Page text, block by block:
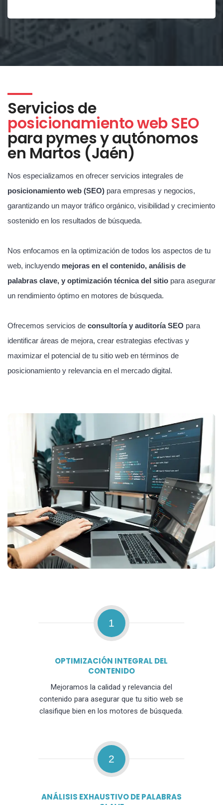
Servicios de
posicionamiento web SEO
para pymes y autónomos
en Martos (Jaén)
Nos especializamos en ofrecer servicios integrales de
posicionamiento web (SEO) para empresas y negocios,
garantizando un mayor tráfico orgánico, visibilidad y crecimiento
sostenido en los resultados de búsqueda.
Nos enfocamos en la optimización de todos los aspectos de tu
web, incluyendo mejoras en el contenido, análisis de
palabras clave, y optimización técnica del sitio para asegurar
un rendimiento óptimo en motores de búsqueda.
Ofrecemos servicios de consultoría y auditoría SEO para
identificar áreas de mejora, crear estrategias efectivas y
maximizar el potencial de tu sitio web en términos de
posicionamiento y relevancia en el mercado digital.
1
OPTIMIZACIÓN INTEGRAL DEL
CONTENIDO
Mejoramos la calidad y relevancia del
contenido para asegurar que tu sitio web se
clasifique bien en los motores de búsqueda.
2
ANÁLISIS EXHAUSTIVO DE PALABRAS